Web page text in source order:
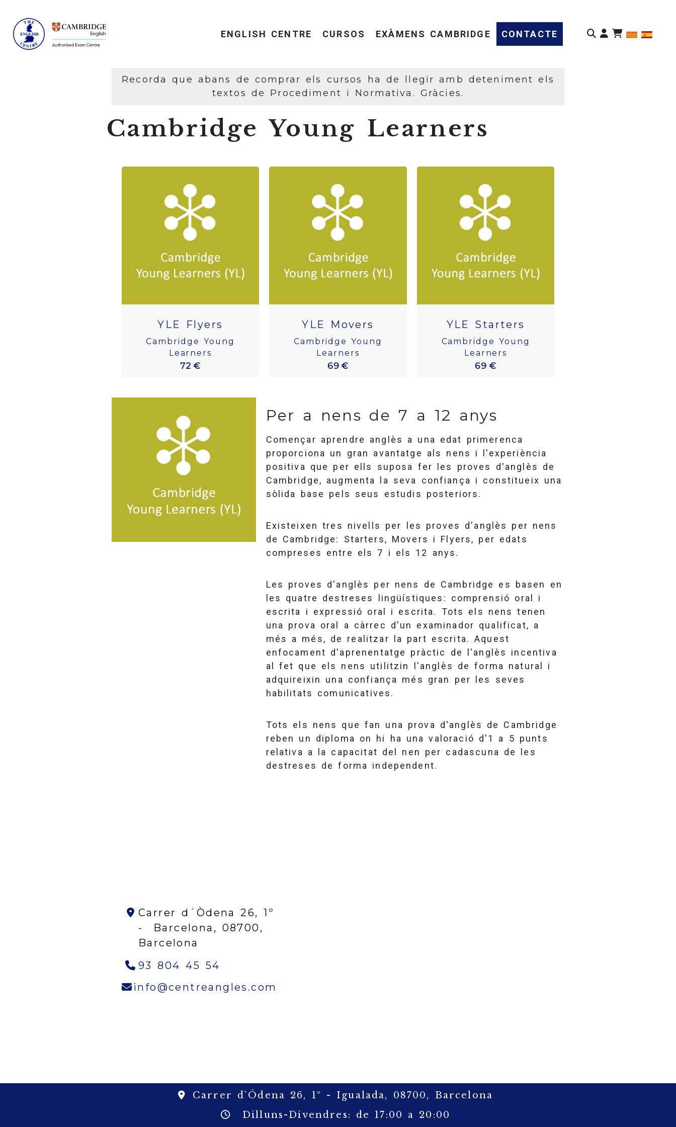
ENGLISH CENTRE CURSOS EXÀMENS CAMBRIDGE CONTACTE Identifícat
Recorda que abans de comprar els cursos ha de llegir amb deteniment els
textos de Procediment i Normativa. Gràcies.
Cambridge Young Learners
YLE Flyers
Cambridge Young
Learners
72 €
YLE Movers
Cambridge Young
Learners
69 €
YLE Starters
Cambridge Young
Learners
69 €
Per a nens de 7 a 12 anys
Començar aprendre anglès a una edat primerenca
proporciona un gran avantatge als nens i l'experiència
positiva que per ells suposa fer les proves d'anglès de
Cambridge, augmenta la seva confiança i constitueix una
sòlida base pels seus estudis posteriors.
Existeixen tres nivells per les proves d'anglès per nens
de Cambridge: Starters, Movers i Flyers, per edats
compreses entre els 7 i els 12 anys.
Les proves d'anglès per nens de Cambridge es basen en
les quatre destreses lingüístiques: comprensió oral i
escrita i expressió oral i escrita. Tots els nens tenen
una prova oral a càrrec d'un examinador qualificat, a
més a més, de realitzar la part escrita. Aquest
enfocament d'aprenentatge pràctic de l'anglès incentiva
al fet que els nens utilitzin l'anglès de forma natural i
adquireixin una confiança més gran per les seves
habilitats comunicatives.
Tots els nens que fan una prova d'anglès de Cambridge
reben un diploma on hi ha una valoració d'1 a 5 punts
relativa a la capacitat del nen per cadascuna de les
destreses de forma independent.
Carrer d´Òdena 26, 1º
-
Barcelona, 08700,
Barcelona
93 804 45 54
info
centreangles.com
Carrer d`Ódena 26, 1º - Igualada, 08700, Barcelona
Dilluns-Divendres: de 17:00 a 20:00